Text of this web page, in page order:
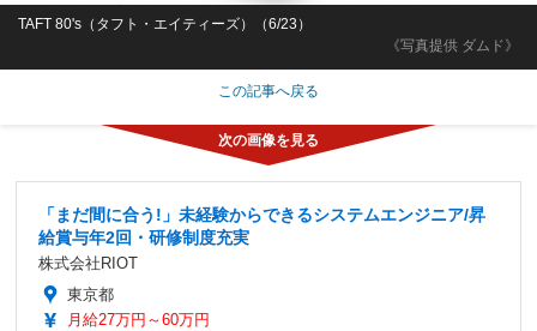
《写真提供 ダムド》
TAFT 80's（タフト・エイティーズ）（6/23）
この記事へ戻る
「まだ間に合う!」未経験からできるシステムエンジニア/昇
給賞与年2回・研修制度充実
株式会社RIOT
東京都
月給27万円～60万円